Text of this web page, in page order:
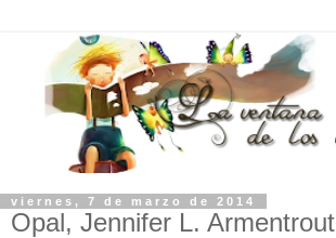
viernes, 7 de marzo de 2014
Opal, Jennifer L. Armentrout